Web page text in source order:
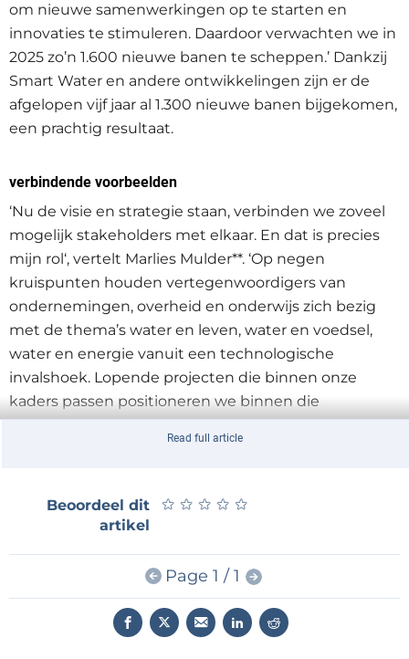
om nieuwe samenwerkingen op te starten en
innovaties te stimuleren. Daardoor verwachten we in
2025 zo’n 1.600 nieuwe banen te scheppen.’ Dankzij
Smart Water en andere ontwikkelingen zijn er de
afgelopen vijf jaar al 1.300 nieuwe banen bijgekomen,
een prachtig resultaat.
verbindende voorbeelden
‘Nu de visie en strategie staan, verbinden we zoveel
mogelijk stakeholders met elkaar. En dat is precies
mijn rol‘, vertelt Marlies Mulder**. ‘Op negen
kruispunten houden vertegenwoordigers van
ondernemingen, overheid en onderwijs zich bezig
met de thema’s water en leven, water en voedsel,
water en energie vanuit een technologische
invalshoek. Lopende projecten die binnen onze
kaders passen positioneren we binnen die
kruispunten, zoals waterstofontwikkeling en
Een mooi voorbeeld is Technieksucces om de jeugd
Tijdens de lessen maken de kinderen kennis met
programmeren, het aansturen van robots en virtual
Het lesmateriaal is ontwikkeld dankzij
bijdragen van sponsoren als tbp. ‘Door
Read full article
Beoordeel dit
artikel
★ ★ ★ ★ ★
★ ★ ★ ★ ★
Page 1 / 1